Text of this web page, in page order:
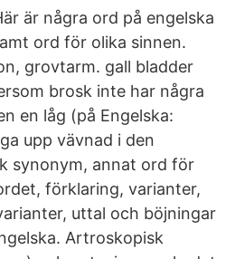
är några ord på engelska
ord för olika sinnen.
grovtarm. gall bladder
brosk inte har några
en låg (på Engelska:
upp vävnad i den
synonym, annat ord för
förklaring, varianter,
uttal och böjningar
Artroskopisk